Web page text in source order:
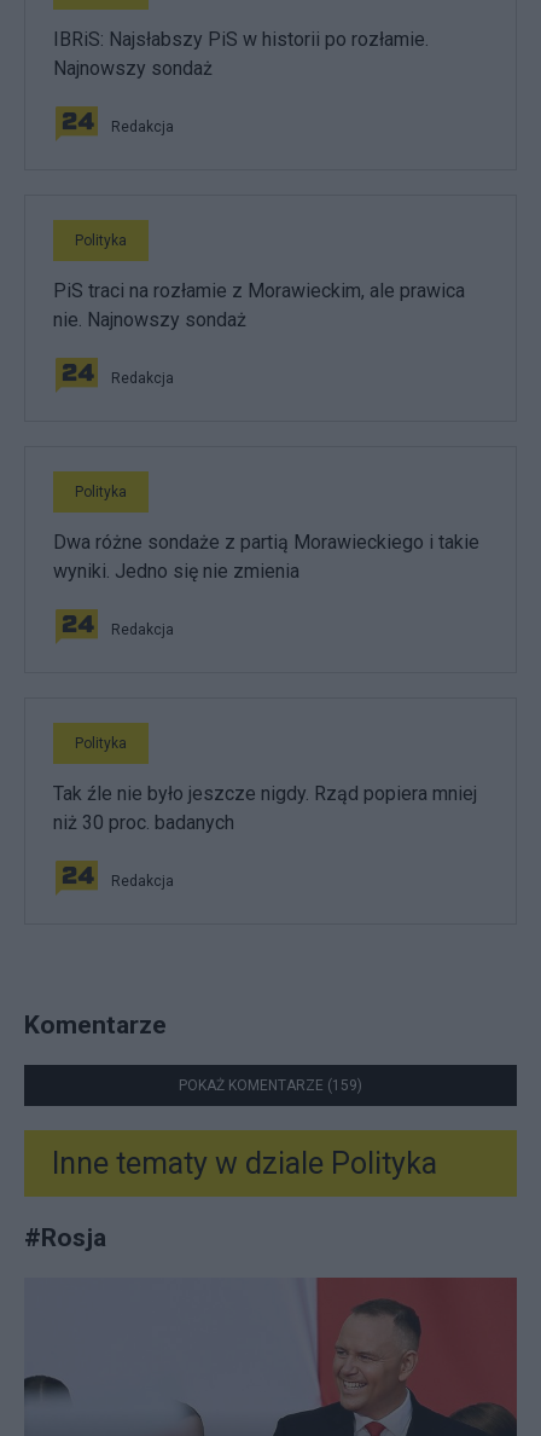
IBRiS: Najsłabszy PiS w historii po rozłamie.
Najnowszy sondaż
Redakcja
Polityka
PiS traci na rozłamie z Morawieckim, ale prawica
nie. Najnowszy sondaż
Redakcja
Polityka
Dwa różne sondaże z partią Morawieckiego i takie
wyniki. Jedno się nie zmienia
Redakcja
Polityka
Tak źle nie było jeszcze nigdy. Rząd popiera mniej
niż 30 proc. badanych
Redakcja
Komentarze
POKAŻ KOMENTARZE (159)
Inne tematy w dziale Polityka
#Rosja